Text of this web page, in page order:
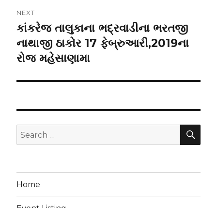
NEXT
Next
post:
કાંકરેજ તાલુકાના ભદ્રવાડીના ભરતજી
નાથાજી ઠાકોર 17 ફેબ્રુઆરી,2019ના
રોજ મહેસાણામા
Search
for:
Home